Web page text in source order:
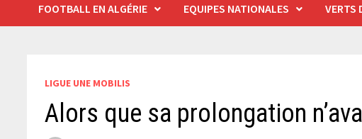
FOOTBALL EN ALGÉRIE EQUIPES NATIONALES VERTS
LIGUE UNE MOBILIS
Alors que sa prolongation